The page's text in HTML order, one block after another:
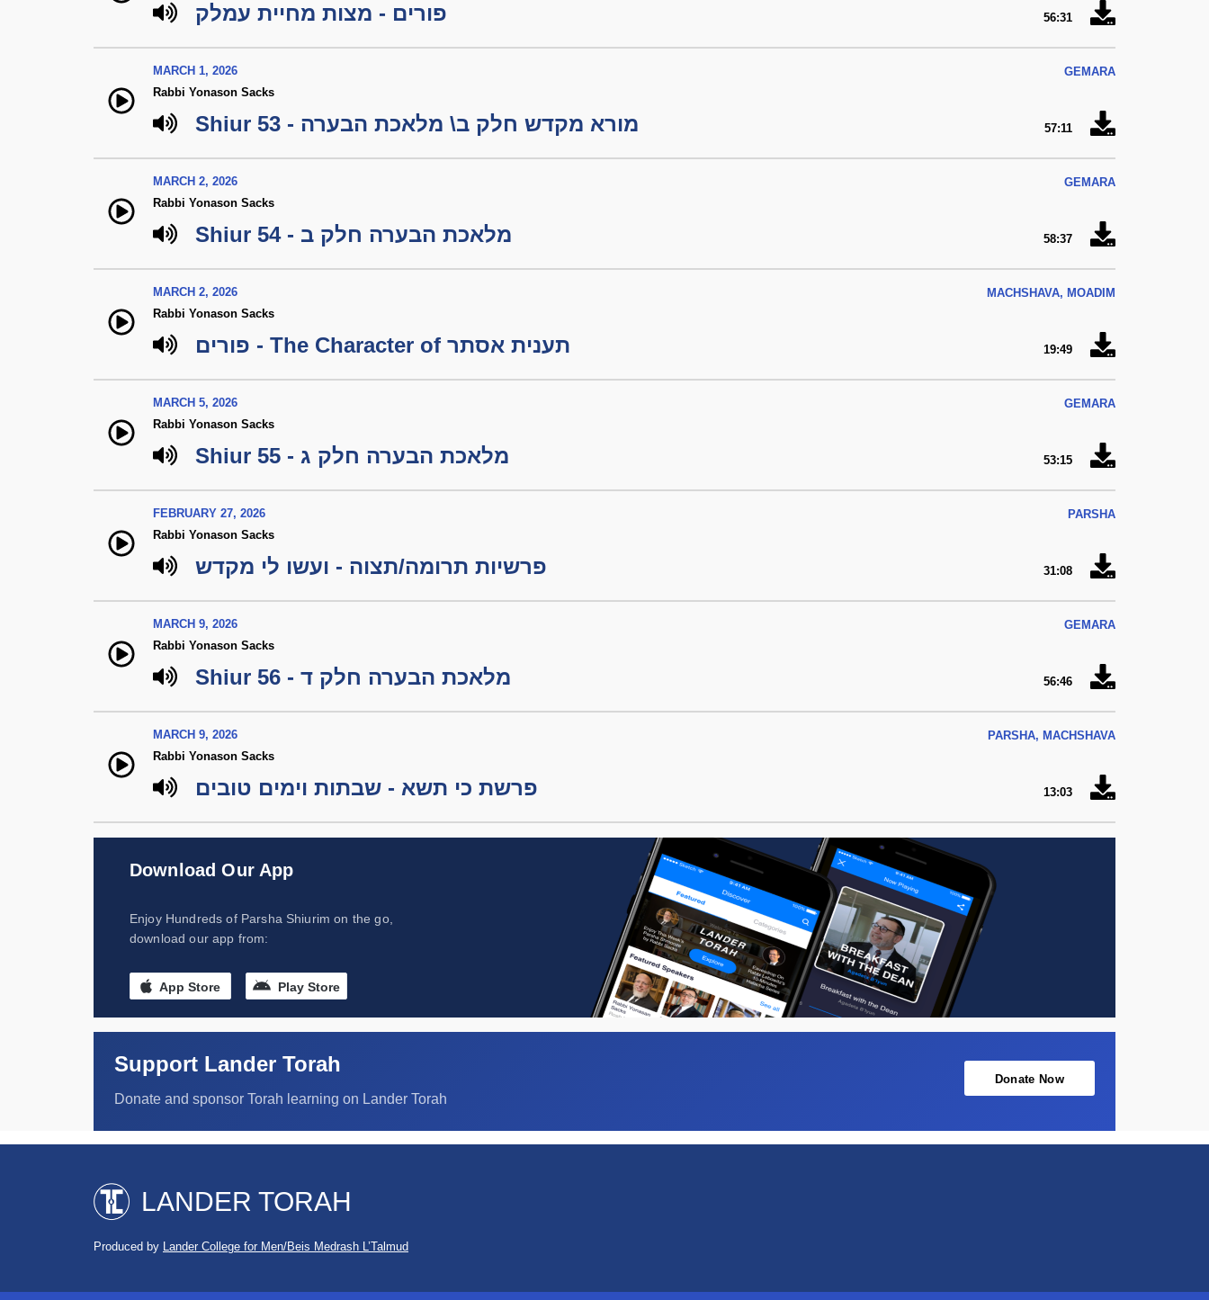
פורים - מצות מחיית עמלק 56:31
MARCH 1, 2026
GEMARA
Rabbi Yonason Sacks
Shiur 53 - מורא מקדש חלק ב\ מלאכת הבערה 57:11
MARCH 2, 2026
GEMARA
Rabbi Yonason Sacks
Shiur 54 - מלאכת הבערה חלק ב 58:37
MARCH 2, 2026
MACHSHAVA, MOADIM
Rabbi Yonason Sacks
פורים - The Character of תענית אסתר 19:49
MARCH 5, 2026
GEMARA
Rabbi Yonason Sacks
Shiur 55 - מלאכת הבערה חלק ג 53:15
FEBRUARY 27, 2026
PARSHA
Rabbi Yonason Sacks
פרשיות תרומה/תצוה - ועשו לי מקדש 31:08
MARCH 9, 2026
GEMARA
Rabbi Yonason Sacks
Shiur 56 - מלאכת הבערה חלק ד 56:46
MARCH 9, 2026
PARSHA, MACHSHAVA
Rabbi Yonason Sacks
פרשת כי תשא - שבתות וימים טובים 13:03
Download Our App
Enjoy Hundreds of Parsha Shiurim on the go,
download our app from:
App Store Play Store
Support Lander Torah
Donate and sponsor Torah learning on Lander Torah
Donate Now
LANDER TORAH
Produced by Lander College for Men/Beis Medrash L’Talmud